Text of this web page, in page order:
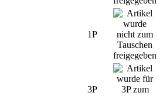
1P
3P